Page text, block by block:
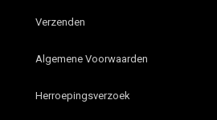
Verzenden
Algemene Voorwaarden
Herroepingsverzoek